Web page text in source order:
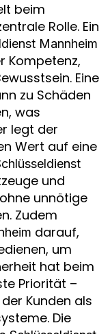
beim
Rolle. Ein
Mannheim
Kompetenz,
Eine
zu Schäden
was
legt der
Wert auf eine
und
unnötige
Zudem
darauf,
um
hat beim
Priorität –
Kunden als
Die